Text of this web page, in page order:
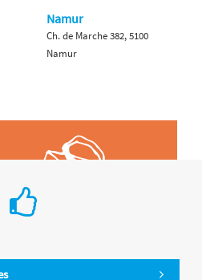
Namur
Ch. de Marche 382, 5100
Namur